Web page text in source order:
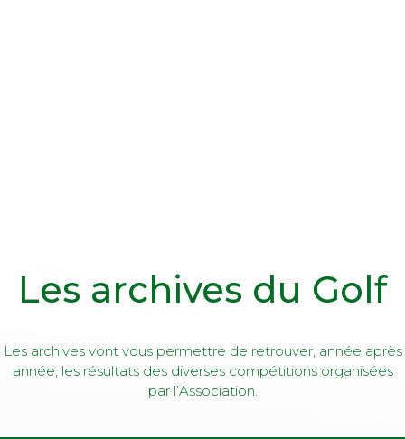
Les archives du Golf
Les archives vont vous permettre de retrouver, année après
année, les résultats des diverses compétitions organisées
par l’Association.